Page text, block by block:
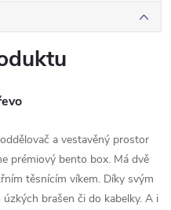
a vestavěný prostor
prémiový bento box. Má dvě
těsnícím víkem. Díky svým
brašen či do kabelky. A i